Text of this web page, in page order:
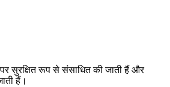
सुरक्षित रूप से संसाधित की जाती हैं और
हैं।